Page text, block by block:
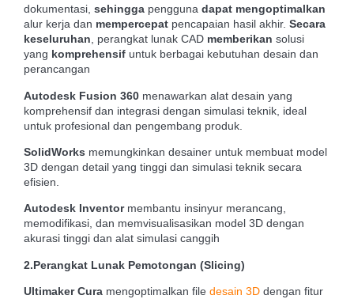
dokumentasi, sehingga pengguna dapat mengoptimalkan
alur kerja dan mempercepat pencapaian hasil akhir. Secara
keseluruhan , perangkat lunak CAD memberikan solusi
yang komprehensif untuk berbagai kebutuhan desain dan
perancangan
Autodesk Fusion 360 menawarkan alat desain yang
komprehensif dan integrasi dengan simulasi teknik, ideal
untuk profesional dan pengembang produk.
SolidWorks memungkinkan desainer untuk membuat model
3D dengan detail yang tinggi dan simulasi teknik secara
efisien.
Autodesk Inventormembantu insinyur merancang,
memodifikasi, dan memvisualisasikan model 3D dengan
akurasi tinggi dan alat simulasi canggih
2.Perangkat Lunak Pemotongan (Slicing)
Ultimaker Cura mengoptimalkan file desain 3D dengan fitur